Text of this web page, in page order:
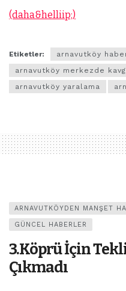
(daha&helliip;)
Etiketler: arnavutköy
arnavutköy merkezde
arnavutköy yaralama
ARNAVUTKÖYDEN MANŞET
GÜNCEL HABERLER
3.Köprü İçin
Çıkmadı